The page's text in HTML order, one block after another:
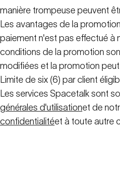
manière trompeuse peuvent
Les avantages de la
paiement n'est pas effectué à
conditions de la promotion
modifiées et la promotion
Limite de six (6) par client
Les services Spacetalk sont
générales d'utilisationet de
confidentialitéet à toute autre